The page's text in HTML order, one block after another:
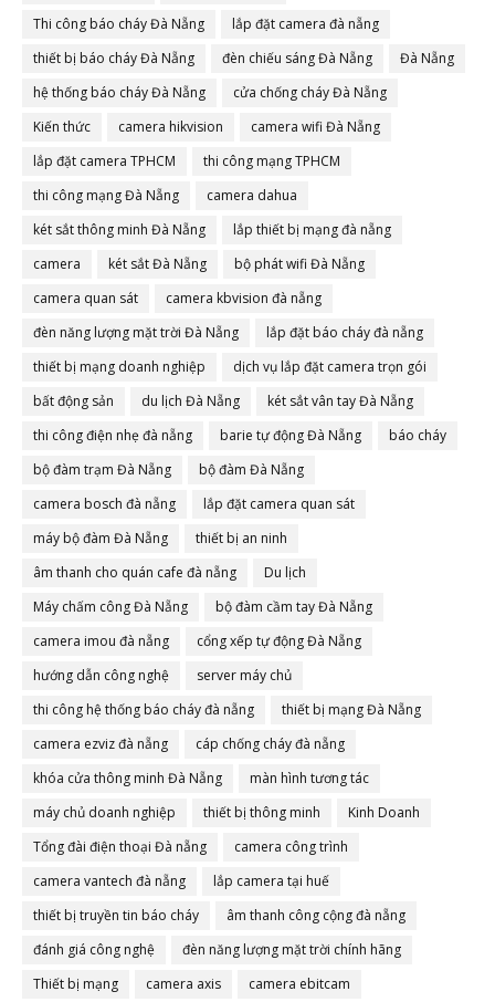
Thi công báo cháy Đà Nẵng
lắp đặt camera đà nẵng
thiết bị báo cháy Đà Nẵng
đèn chiếu sáng Đà Nẵng
Đà Nẵng
hệ thống báo cháy Đà Nẵng
cửa chống cháy Đà Nẵng
Kiến thức
camera hikvision
camera wifi Đà Nẵng
lắp đặt camera TPHCM
thi công mạng TPHCM
thi công mạng Đà Nẵng
camera dahua
két sắt thông minh Đà Nẵng
lắp thiết bị mạng đà nẵng
camera
két sắt Đà Nẵng
bộ phát wifi Đà Nẵng
camera quan sát
camera kbvision đà nẵng
đèn năng lượng mặt trời Đà Nẵng
lắp đặt báo cháy đà nẵng
thiết bị mạng doanh nghiệp
dịch vụ lắp đặt camera trọn gói
bất động sản
du lịch Đà Nẵng
két sắt vân tay Đà Nẵng
thi công điện nhẹ đà nẵng
barie tự động Đà Nẵng
báo cháy
bộ đàm trạm Đà Nẵng
bộ đàm Đà Nẵng
camera bosch đà nẵng
lắp đặt camera quan sát
máy bộ đàm Đà Nẵng
thiết bị an ninh
âm thanh cho quán cafe đà nẵng
Du lịch
Máy chấm công Đà Nẵng
bộ đàm cầm tay Đà Nẵng
camera imou đà nẵng
cổng xếp tự động Đà Nẵng
hướng dẫn công nghệ
server máy chủ
thi công hệ thống báo cháy đà nẵng
thiết bị mạng Đà Nẵng
camera ezviz đà nẵng
cáp chống cháy đà nẵng
khóa cửa thông minh Đà Nẵng
màn hình tương tác
máy chủ doanh nghiệp
thiết bị thông minh
Kinh Doanh
Tổng đài điện thoại Đà nẵng
camera công trình
camera vantech đà nẵng
lắp camera tại huế
thiết bị truyền tin báo cháy
âm thanh công cộng đà nẵng
đánh giá công nghệ
đèn năng lượng mặt trời chính hãng
Thiết bị mạng
camera axis camera ebitcam